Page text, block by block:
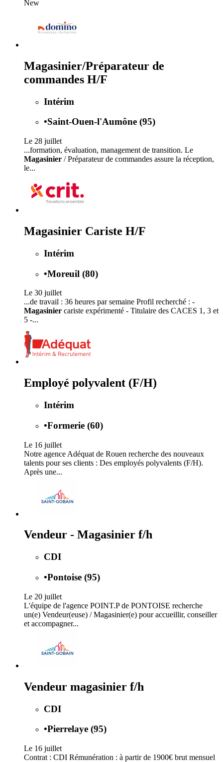
New
Magasinier/Préparateur de
commandes H/F
Intérim
•Saint-Ouen-l'Aumône (95)
Le 28 juillet
...formation, évaluation, management de transition. Le
Magasinier / Préparateur de commandes assure la réception,
le...
Magasinier Cariste H/F
Intérim
•Moreuil (80)
Le 30 juillet
...de travail : 36 heures par semaine Profil recherché : -
Magasinier cariste expérimenté - Titulaire des CACES 1, 3 et
5 -...
Employé polyvalent (F/H)
Intérim
•Formerie (60)
Le 16 juillet
Notre agence Adéquat de Rouen recherche des nouveaux
talents pour ses clients : Des employés polyvalents (F/H).
Après une...
Vendeur - Magasinier f/h
CDI
•Pontoise (95)
Le 20 juillet
L'équipe de l'agence POINT.P de PONTOISE recherche
un(e) Vendeur(euse) / Magasinier(e) pour accueillir, conseiller
et accompagner...
Vendeur magasinier f/h
CDI
•Pierrelaye (95)
Le 16 juillet
Contrat : CDI Rémunération : à partir de 1900€ brut mensuel